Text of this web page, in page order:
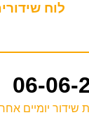
לוח
שידור יומיים